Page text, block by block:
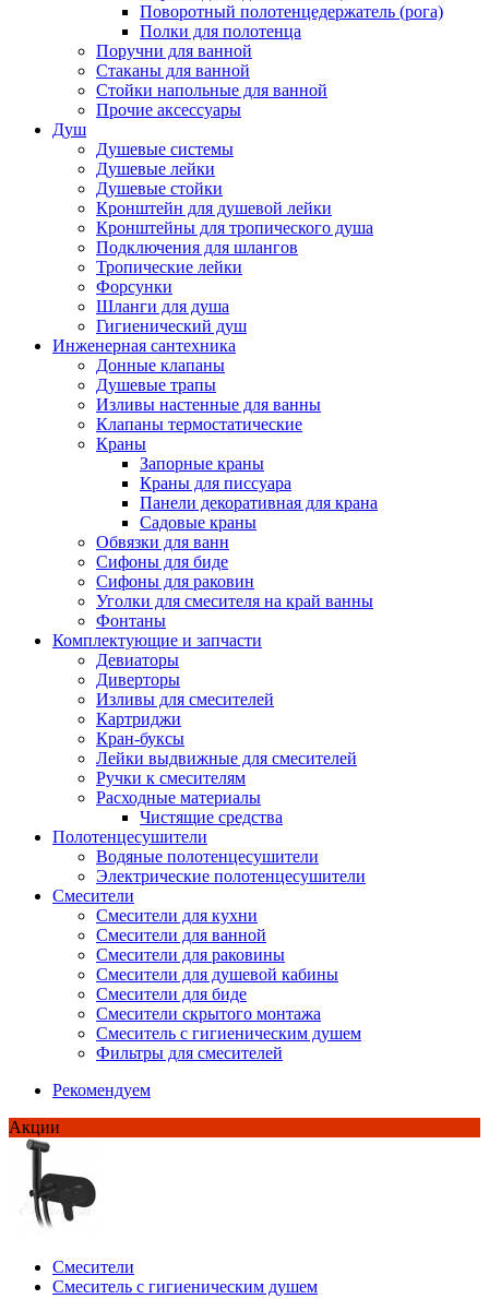
Поворотный полотенцедержатель (рога)
Полки для полотенца
Поручни для ванной
Стаканы для ванной
Стойки напольные для ванной
Прочие аксессуары
Душ
Душевые системы
Душевые лейки
Душевые стойки
Кронштейн для душевой лейки
Кронштейны для тропического душа
Подключения для шлангов
Тропические лейки
Форсунки
Шланги для душа
Гигиенический душ
Инженерная сантехника
Донные клапаны
Душевые трапы
Изливы настенные для ванны
Клапаны термостатические
Краны
Запорные краны
Краны для писсуара
Панели декоративная для крана
Садовые краны
Обвязки для ванн
Сифоны для биде
Сифоны для раковин
Уголки для смесителя на край ванны
Фонтаны
Комплектующие и запчасти
Девиаторы
Диверторы
Изливы для смесителей
Картриджи
Кран-буксы
Лейки выдвижные для смесителей
Ручки к смесителям
Расходные материалы
Чистящие средства
Полотенцесушители
Водяные полотенцесушители
Электрические полотенцесушители
Смесители
Смесители для кухни
Смесители для ванной
Смесители для раковины
Смесители для душевой кабины
Смесители для биде
Смесители скрытого монтажа
Смеситель с гигиеническим душем
Фильтры для смесителей
Рекомендуем
Акции
Смесители
Смеситель с гигиеническим душем